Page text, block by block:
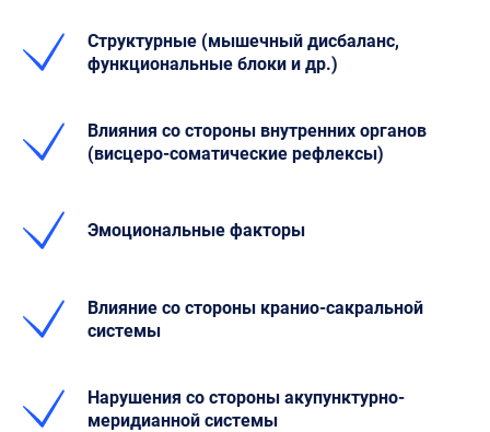
Структурные (мышечный дисбаланс,
функциональные блоки и др.)
Влияния со стороны внутренних органов
(висцеро-соматические рефлексы)
Эмоциональные факторы
Влияние со стороны кранио-сакральной
системы
Нарушения со стороны акупунктурно-
меридианной системы